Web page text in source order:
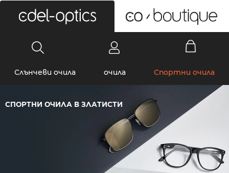
Слънчеви очила очила Спортни очила
СПОРТНИ ОЧИЛА В ЗЛАТИСТИ